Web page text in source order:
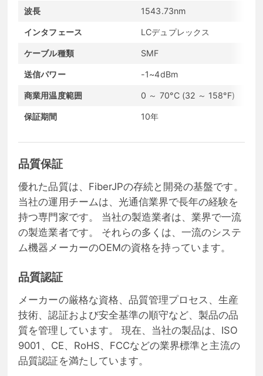
波長 1543.73nm
インタフェース LCデュプレックス
ケーブル種類 SMF
送信パワー -1~4dBm
商業用温度範囲 0 ～ 70°C (32 ～ 158°F)
保証期間 10年
品質保証
優れた品質は、FiberJPの存続と開発の基盤です。
当社の運用チームは、光通信業界で長年の経験を
持つ専門家です。 当社の製造業者は、業界で一流
の製造業者です。 それらの多くは、一流のシステ
ム機器メーカーのOEMの資格を持っています。
品質認証
メーカーの厳格な資格、品質管理プロセス、生産
技術、認証および安全基準の順守など、製品の品
質を管理しています。 現在、当社の製品は、ISO
9001、CE、RoHS、FCCなどの業界標準と主流の
品質認証を満たしています。